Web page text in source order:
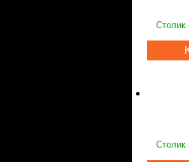
Столик
Столик